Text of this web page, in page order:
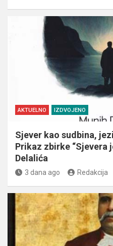
AKTUELNO IZDVOJENO
Sjever kao sudbina,
Prikaz zbirke “Sjevera
Delalića
3 dana ago Redakcija